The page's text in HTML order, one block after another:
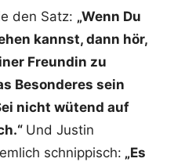
den Satz: „Wenn Du
kannst, dann hör,
Freundin zu
Besonderes sein
nicht wütend auf
Und Justin
schnippisch: „Es